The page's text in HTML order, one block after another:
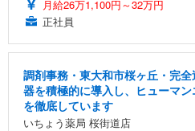
月給26万1,100円～32万円
正社員
調剤事務・東大和市桜ヶ丘・完
器を積極的に導入し、ヒューマ
を徹底しています
いちょう薬局 桜街道店